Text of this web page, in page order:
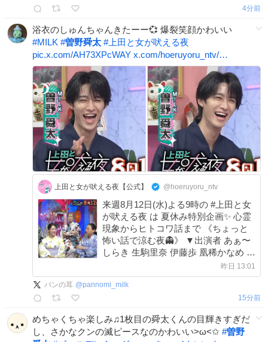
4分前
浴衣のしゅんちゃんきたーー💞 爆裂笑顔かわいい
#MILK #曽野舜太 #上田と女が吠える夜
pic.x.com/AH73XPcWAY x.com/hoeruyoru_ntv/…
上田と女が吠える夜【公式】 @hoeruyoru_ntv
来週8月12日(水)よる9時の #上田と女
が吠える夜 は 夏休み特別企画✨ 心霊
現象からヒトコワ話まで 《ちょっと
怖い話で涼む夜👻》 ▼出演者 あぁ〜
しらき 生駒里奈 伊藤歩 凰稀かなめ 大
こ 曽野舜太（M!LK）
昨日 13:01
パンの耳 @pannomi_milk
15分前
めちゃくちゃ楽しみ♫1枚目の舜太くんの目輝きすぎだ
し、さかなクンの滅ピースなのかわいい>ω<✩ #曽野